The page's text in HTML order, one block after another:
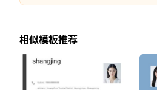
相似模板推荐